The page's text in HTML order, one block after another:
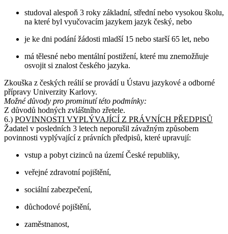
studoval alespoň 3 roky základní, střední nebo vysokou školu,
na které byl vyučovacím jazykem jazyk český, nebo
je ke dni podání žádosti mladší 15 nebo starší 65 let, nebo
má tělesné nebo mentální postižení, které mu znemožňuje
osvojit si znalost českého jazyka.
Zkouška z českých reálií se provádí u Ústavu jazykové a odborné
přípravy Univerzity Karlovy.
Možné důvody pro prominutí této podmínky:
Z důvodů hodných zvláštního zřetele.
6.) POVINNOSTI VYPLÝVAJÍCÍ Z PRÁVNÍCH PŘEDPISŮ
Žadatel v posledních 3 letech neporušil závažným způsobem
povinnosti vyplývající z právních předpisů, které upravují:
vstup a pobyt cizinců na území České republiky,
veřejné zdravotní pojištění,
sociální zabezpečení,
důchodové pojištění,
zaměstnanost,